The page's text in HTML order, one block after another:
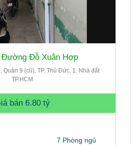
Đường Đỗ Xuân Hợp
Quận 9 (cũ), TP. Thủ Đức, 1. Nhà đất
TP.HCM
bán 6.80 tỷ
7 Phòng ngủ